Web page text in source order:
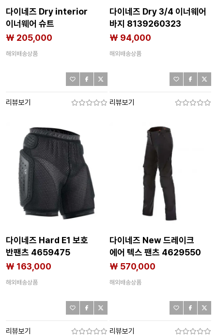
다이네즈 Dry interior
이너웨어 슈트
8139260325
₩ 205,000
해외배송상품
리뷰보기
다이네즈 Dry 3/4 이너웨어
바지 8139260323
₩ 94,000
해외배송상품
리뷰보기
다이네즈 Hard E1 보호
반팬츠 4659475
₩ 163,000
해외배송상품
리뷰보기
다이네즈 New 드레이크
에어 텍스 팬츠 4629550
₩ 570,000
해외배송상품
리뷰보기